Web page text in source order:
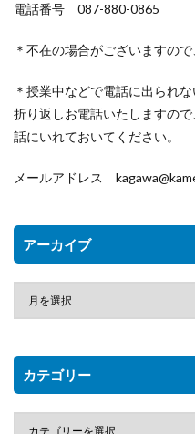
電話番号 087-880-0865
＊不在の場合がございますの
＊授業中などで電話に出られ
折り返しお電話いたしますの
話にいれておいてください。
メールアドレス
アーカイブ
カテゴリー